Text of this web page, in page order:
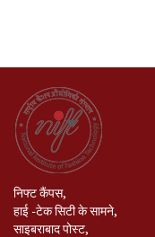
निफ्ट कैंपस,
हाई -टेक सिटी के सामने,
साइबराबाद पोस्ट,